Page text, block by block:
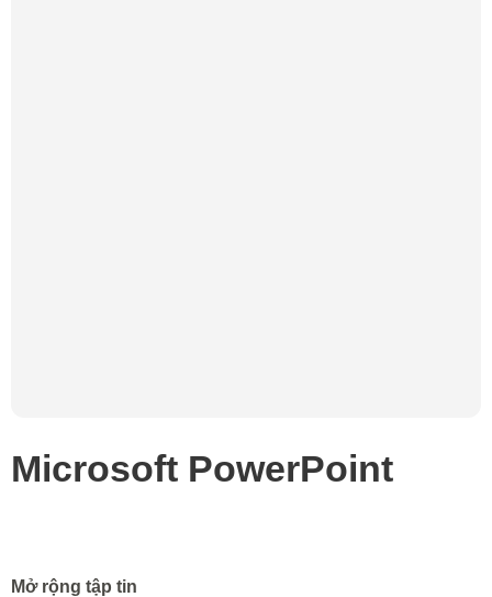
Microsoft PowerPoint
Mở rộng tập tin